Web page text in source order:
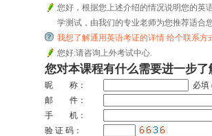
您好，根据您上述介绍的情况说明您的英
学测试，由我们的专业老师为您推荐适合
我想了解通用英语考证的详情 给个联系方
您好:请咨询上外考试中心.
您对本课程有什么需要进一步
昵 称：
必填
邮 件：
手 机：
验 证 码：